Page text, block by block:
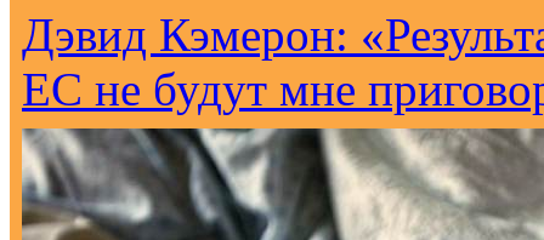
Дэвид Кэмерон:
ЕС не будут мне